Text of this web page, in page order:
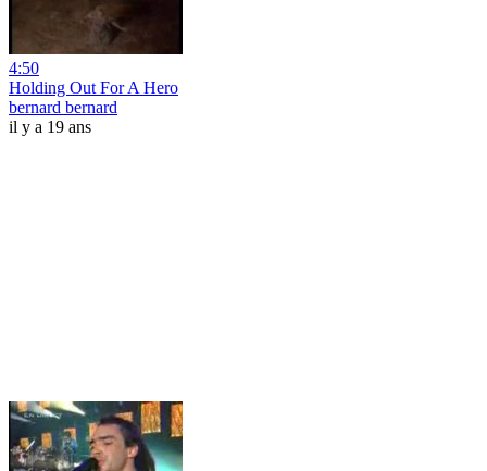
4:50
Holding Out For A Hero
bernard bernard
il y a 19 ans